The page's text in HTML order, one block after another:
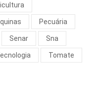
Pecuária
Senar Sna
Tomate